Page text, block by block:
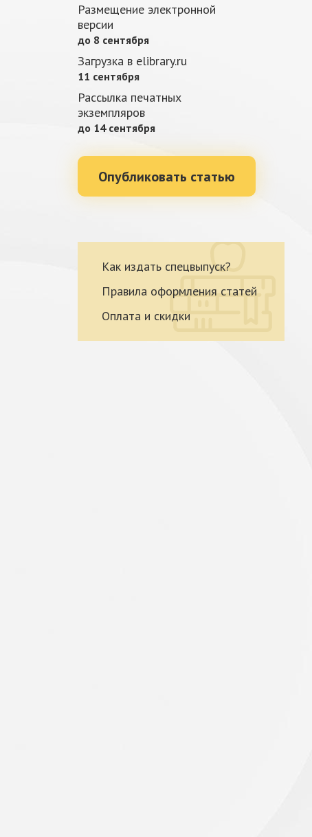
Размещение электронной
версии
до 8 сентября
Загрузка в elibrary.ru
11 сентября
Рассылка печатных
экземпляров
до 14 сентября
Опубликовать статью
Как издать спецвыпуск?
Правила оформления статей
Оплата и скидки